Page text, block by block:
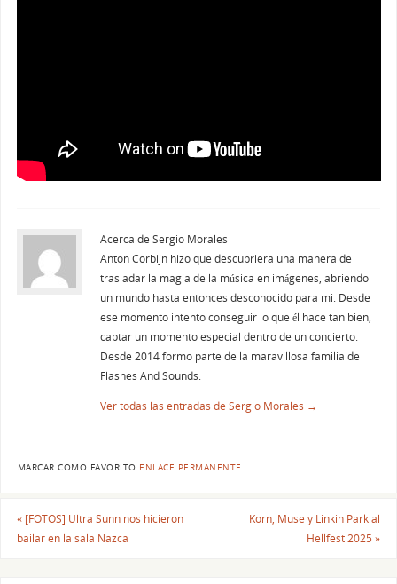
Acerca de Sergio Morales
Anton Corbijn hizo que descubriera una manera de
trasladar la magia de la música en imágenes, abriendo
un mundo hasta entonces desconocido para mi. Desde
ese momento intento conseguir lo que él hace tan bien,
captar un momento especial dentro de un concierto.
Desde 2014 formo parte de la maravillosa familia de
Flashes And Sounds.
Ver todas las entradas de Sergio Morales →
MARCAR COMO FAVORITO ENLACE PERMANENTE.
«[FOTOS] Ultra Sunn nos hicieron
bailar en la sala Nazca
Korn, Muse y Linkin Park al
Hellfest 2025»